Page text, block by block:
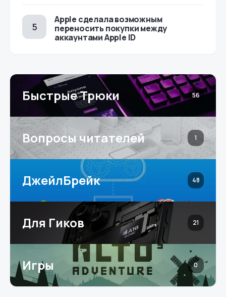
Apple сделала возможным
переносить покупки между
аккаунтами Apple ID
Быстрые Трюки 56
Вопросы читателей 1
ДжейлБрейк 48
Для Гиков 21
Игры 0